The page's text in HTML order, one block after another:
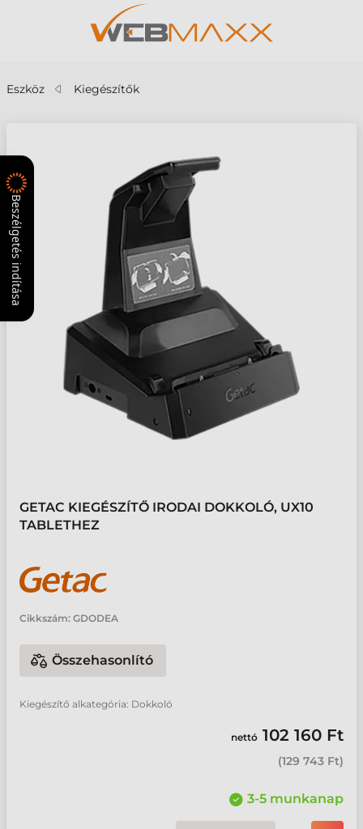
Eszköz Kiegészítők
GETAC KIEGÉSZÍTŐ IRODAI DOKKOLÓ, UX10
TABLETHEZ
Cikkszám: GDODEA
Összehasonlító
Kiegészítő alkategória: Dokkoló
nettó 102 160 Ft
(129 743 Ft)
3-5 munkanap
Beszélgetés indítása